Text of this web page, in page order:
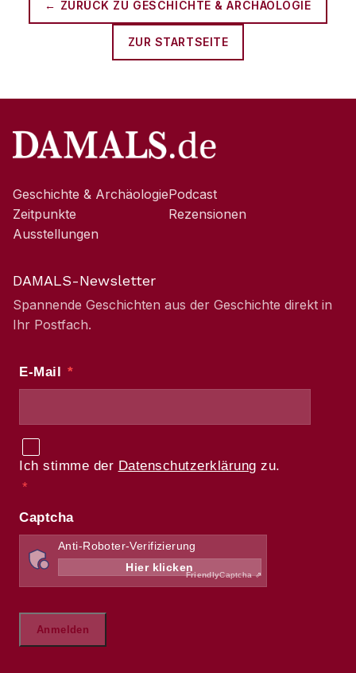
← ZURÜCK ZU GESCHICHTE & ARCHÄOLOGIE
ZUR STARTSEITE
Geschichte & Archäologie
Zeitpunkte
Ausstellungen
Podcast
Rezensionen
DAMALS-Newsletter
Spannende Geschichten aus der Geschichte direkt in
Ihr Postfach.